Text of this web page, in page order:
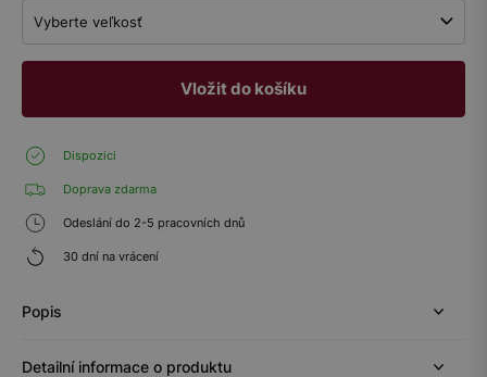
Vyberte veľkosť
Vložit do košíku
Dispozici
Doprava zdarma
Odeslání do 2-5 pracovních dnů
30 dní na vrácení
Popis
Detailní informace o produktu